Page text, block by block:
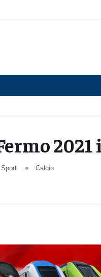
Sport Calcio